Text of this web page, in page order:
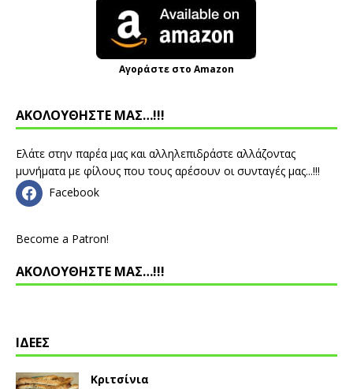
Αγοράστε στο Amazon
ΑΚΟΛΟΥΘΗΣΤΕ ΜΑΣ…!!!
Ελάτε στην παρέα μας και αλληλεπιδράστε αλλάζοντας
μυνήματα με φίλους που τους αρέσουν οι συνταγές μας...!!!
Facebook
Become a Patron!
ΑΚΟΛΟΥΘΗΣΤΕ ΜΑΣ…!!!
ΙΔΕΕΣ
Κριτσίνια